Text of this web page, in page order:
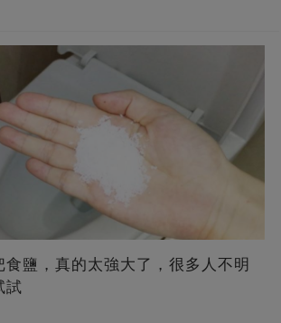
鹽，真的太強大了，很多人不明
試